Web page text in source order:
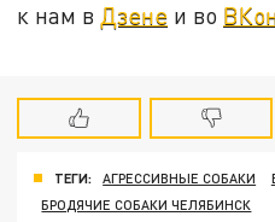
к нам в Дзене и во
ТЕГИ: АГРЕССИВНЫЕ СОБАКИ
БРОДЯЧИЕ СОБАКИ ЧЕЛЯБИНСК